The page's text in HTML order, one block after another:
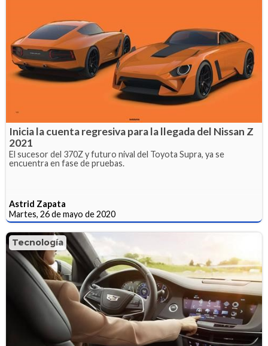
Inicia la cuenta regresiva para la llegada del Nissan Z
2021
El sucesor del 370Z y futuro nival del Toyota Supra, ya se
encuentra en fase de pruebas.
Astrid Zapata
Martes, 26 de mayo de 2020
Tecnología